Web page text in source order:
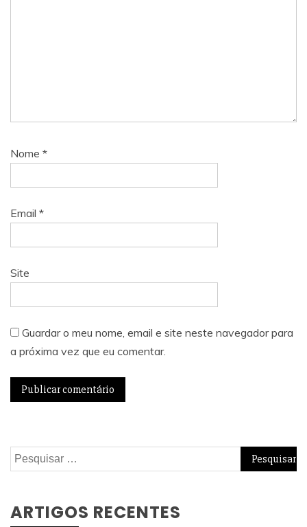
Nome *
Email *
Site
Guardar o meu nome, email e site neste navegador para
a próxima vez que eu comentar.
Pesquisar
por:
ARTIGOS RECENTES